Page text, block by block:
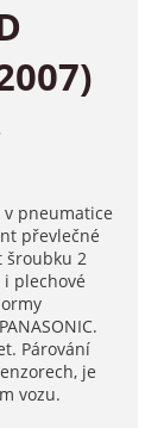
v pneumatice
převlečné
šroubku 2
plechové
Párování
je
vozu.